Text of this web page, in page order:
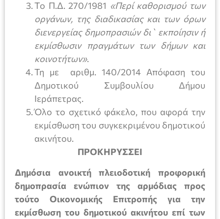
Το Π.Δ. 270/1981 «Περί καθορισμού των
οργάνων, της διαδικασίας και των όρων
διενεργείας δημοπρασιών δι` εκποίησιν ή
εκμίσθωσιν πραγμάτων των δήμων και
κοινοτήτων».
Τη με αριθμ. 140/2014 Απόφαση του
Δημοτικού Συμβουλίου Δήμου
Ιεράπετρας.
Όλο το σχετικό φάκελο, που αφορά την
εκμίσθωση του συγκεκριμένου δημοτικού
ακινήτου.
ΠΡΟΚΗΡΥΣΣΕΙ
Δημόσια ανοικτή πλειοδοτική προφορική
δημοπρασία ενώπιον της αρμόδιας προς
τούτο Οικονομικής Επιτροπής για την
εκμίσθωση του δημοτικού ακινήτου επί των